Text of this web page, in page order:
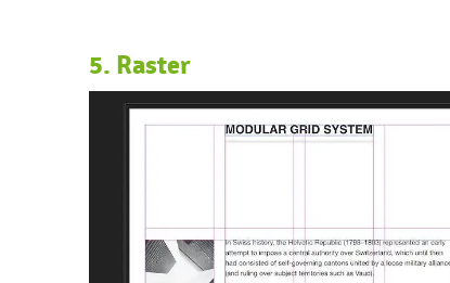
5. Raster